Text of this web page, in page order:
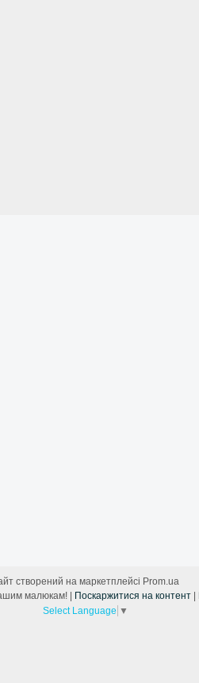
створений на маркетплейсі Prom.ua
Поскаржитися на контент
Select Language ▼